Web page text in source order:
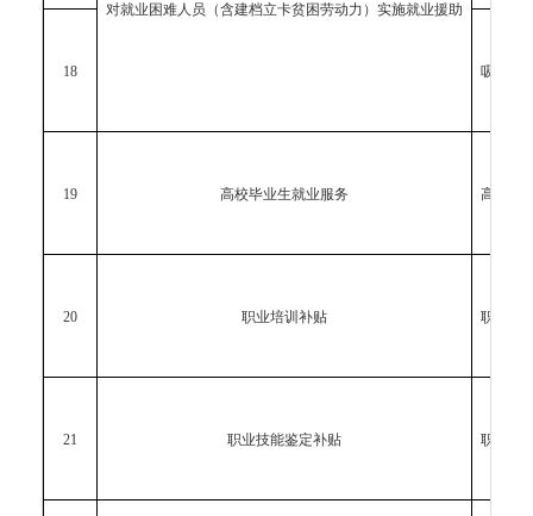
对就业困难人员（含建档立卡贫困劳动力）实施就业援助
18 吸纳贫
19 高校毕业生就业服务 高校毕
20 职业培训补贴 职业培
21 职业技能鉴定补贴 职业技